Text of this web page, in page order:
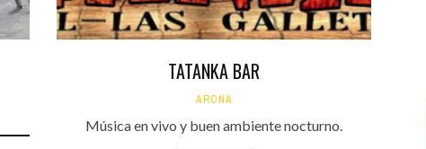
Escénicas
FORMATIVO
TATANKA BAR
ARONA
Música en vivo y buen ambiente nocturno.